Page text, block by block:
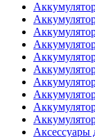
Аксессуары